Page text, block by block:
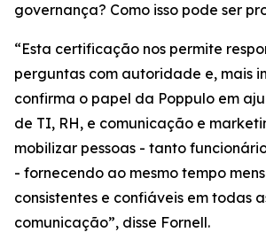
governança? Como isso pode ser
“Esta certificação nos permite
perguntas com autoridade e, mais
confirma o papel da Poppulo em
de TI, RH, e comunicação e
mobilizar pessoas - tanto
- fornecendo ao mesmo tempo
consistentes e confiáveis em todas
comunicação”, disse Fornell.